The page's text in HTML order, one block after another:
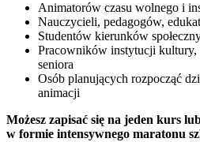
Animatorów czasu wolnego i
Nauczycieli, pedagogów,
Studentów kierunków
Pracowników instytucji
seniora
Osób planujących rozpocząć
animacji
Możesz zapisać się na jeden kurs
w formie intensywnego maratonu